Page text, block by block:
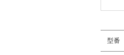
型番